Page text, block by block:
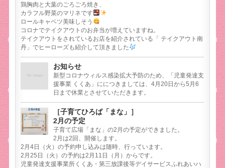
鶏胸肉と大葉のごろごろ焼き、
カラフル野菜のマリネです
ロールキャベツ美味しそう
コロナでテイクアウトのお弁当が増えていますね。
テイクアウトをされているお店を紹介されている「 テイクアウト南
丹」でヒーローズも紹介して頂きました
お知らせ
新型コロナウィルス感染拡大予防のため、「児童発達支
援事業 くくあ」ににつきましては、4月20日から5月6
日まで休業とさせていただきます。
［子育てひろば「まな」］
2月の予定
子育て広場「まな」の2月の予定ができました。
2月は2回、開催します。
2月4日（火）の予約申し込みは随時、行っています。
2月25日（火）の予約は2月11日（月）からです。
児童発達支援事業所くくあ・第三放課後等デイサービスふれあいハ